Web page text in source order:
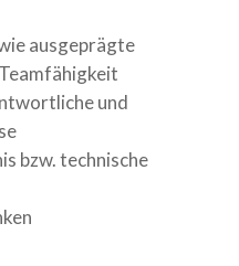
ausgeprägte
und
bzw. technische